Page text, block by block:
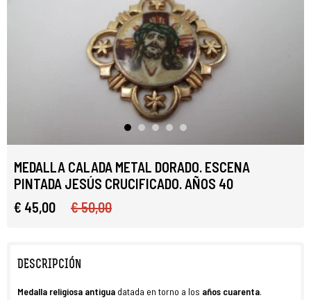
MEDALLA CALADA METAL DORADO. ESCENA
PINTADA JESÚS CRUCIFICADO. AÑOS 40
€ 45,00
€ 50,00
DESCRIPCIÓN
Medalla religiosa antigua datada en torno a los años cuarenta.